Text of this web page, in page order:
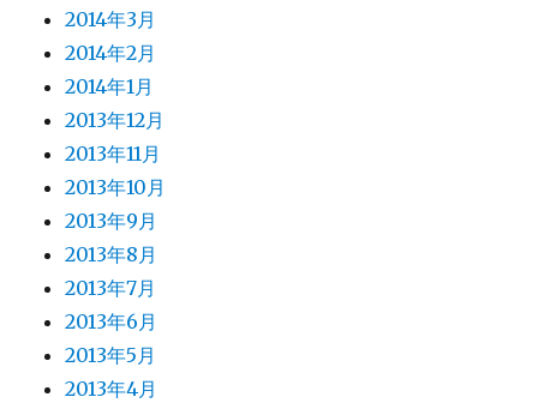
2014年3月
2014年2月
2014年1月
2013年12月
2013年11月
2013年10月
2013年9月
2013年8月
2013年7月
2013年6月
2013年5月
2013年4月